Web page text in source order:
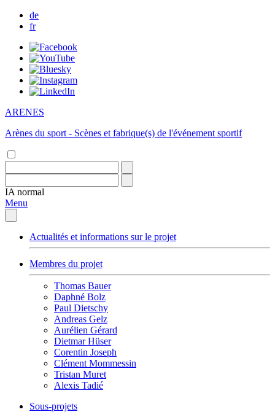
de
fr
ARENES
Arènes du sport - Scènes et fabrique(s) de l'événement sportif
IA normal
Menu
Actualités et informations sur le projet
Membres du projet
Thomas Bauer
Daphné Bolz
Paul Dietschy
Andreas Gelz
Aurélien Gérard
Dietmar Hüser
Corentin Joseph
Clément Mommessin
Tristan Muret
Alexis Tadié
Sous-projets